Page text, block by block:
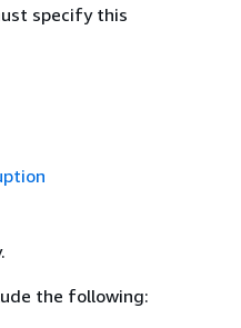
specify this
the following: